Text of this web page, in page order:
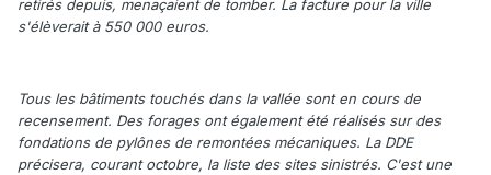
retirés depuis, menaçaient de tomber. La facture pour la ville
s'élèverait à 550 000 euros.
Tous les bâtiments touchés dans la vallée sont en cours de
recensement. Des forages ont également été réalisés sur des
fondations de pylônes de remontées mécaniques. La DDE
précisera, courant octobre, la liste des sites sinistrés. C'est une